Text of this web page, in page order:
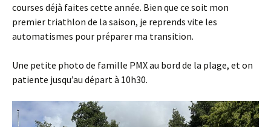
courses déjà faites cette année. Bien que ce soit mon
premier triathlon de la saison, je reprends vite les
automatismes pour préparer ma transition.
Une petite photo de famille PMX au bord de la plage, et on
patiente jusqu’au départ à 10h30.